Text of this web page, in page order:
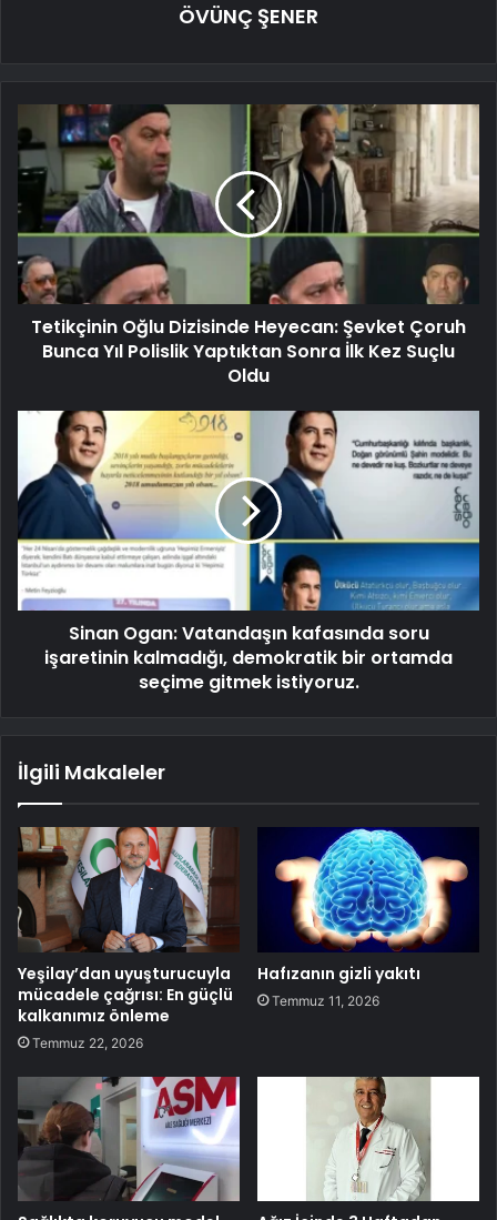
ÖVÜNÇ ŞENER
Tetikçinin Oğlu Dizisinde Heyecan: Şevket Çoruh
Bunca Yıl Polislik Yaptıktan Sonra İlk Kez Suçlu
Oldu
Sinan Ogan: Vatandaşın kafasında soru
işaretinin kalmadığı, demokratik bir ortamda
seçime gitmek istiyoruz.
İlgili Makaleler
Yeşilay’dan uyuşturucuyla
mücadele çağrısı: En güçlü
kalkanımız önleme
Temmuz 22, 2026
Hafızanın gizli yakıtı
Temmuz 11, 2026